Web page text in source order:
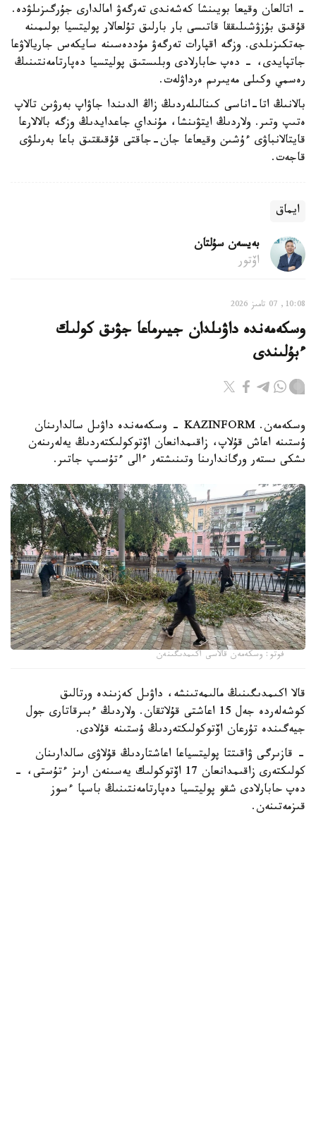
- اتالعان وقيعا بويىنشا كەشەندى تەرگەۋ امالدارى جۇرگىزىلۋدە.
قۇقىق بۇزۋشىلىققا قاتىسى بار بارلىق تۇلعالار پوليتسيا بولىمىنە
جەتكىزىلدى. وزگە اقپارات تەرگەۋ مۇددەسىنە سايكەس جاريالاۋعا
جاتپايدى، - دەپ حابارلادى وبلىستىق پوليتسيا دەپارتامەنتىنىڭ
رەسمي وكىلى مەيىرىم ەرداۋلەت.
بالانىڭ اتا-اناسى كىنالىلەردىڭ زاڭ الدىندا جاۋاپ بەرۋىن تالاپ
ەتىپ وتىر. ولاردىڭ ايتۋىنشا، مۇنداي جاعدايدىڭ وزگە بالالارعا
قايتالانباۋى ءۇشىن وقيعاعا جان-جاقتى قۇقىقتىق باعا بەرىلۋى
قاجەت.
ايماق
بەيسەن سۇلتان
اۆتور
10:08, 07 تامىز 2026
وسكەمەندە داۋىلدان جيىرماعا جۋىق كولىك
ءبۇلىندى
وسكەمەن. KAZINFORM - وسكەمەندە داۋىل سالدارىنان
ۇستىنە اعاش قۇلاپ، زاقىمدانعان اۆتوكولىكتەردىڭ يەلەرىنەن
ىشكى ىستەر ورگاندارىنا وتىنىشتەر ءالى ءتۇسىپ جاتىر.
فوتو: وسكەمەن قالاسى اكىمدىگىنەن
قالا اكىمدىگىنىڭ مالىمەتىنشە، داۋىل كەزىندە ورتالىق
كوشەلەردە جەل 15 اعاشتى قۇلاتقان. ولاردىڭ ءبىرقاتارى جول
جيەگىندە تۇرعان اۆتوكولىكتەردىڭ ۇستىنە قۇلادى.
- قازىرگى ۋاقىتتا پوليتسياعا اعاشتاردىڭ قۇلاۋى سالدارىنان
كولىكتەرى زاقىمدانعان 17 اۆتوكولىك يەسىنەن ارىز ءتۇستى، -
دەپ حابارلادى شقو پوليتسيا دەپارتامەنتىنىڭ باسپا ءسوز
قىزمەتىنەن.